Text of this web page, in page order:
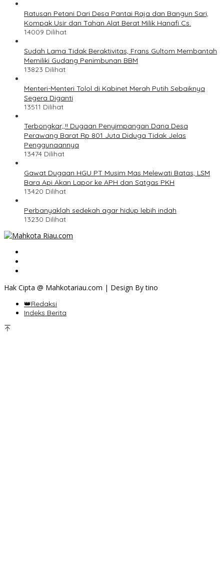
Ratusan Petani Dari Desa Pantai Raja dan Bangun Sari,
Kompak Usir dan Tahan Alat Berat Milik Hanafi Cs.
14009 Dilihat
Sudah Lama Tidak Beraktivitas, Frans Gultom Membantah
Memiliki Gudang Penimbunan BBM
13823 Dilihat
Menteri-Menteri Tolol di Kabinet Merah Putih Sebaiknya
Segera Diganti
13511 Dilihat
Terbongkar,,!! Dugaan Penyimpangan Dana Desa
Perawang Barat Rp 801 Juta Diduga Tidak Jelas
Penggunaannya
13474 Dilihat
Gawat Dugaan HGU PT Musim Mas Melewati Batas, LSM
Bara Api Akan Lapor ke APH dan Satgas PKH
13420 Dilihat
Perbanyaklah sedekah agar hidup lebih indah
13230 Dilihat
Hak Cipta @ Mahkotariau.com | Design By tino
👑Redaksi
Indeks Berita